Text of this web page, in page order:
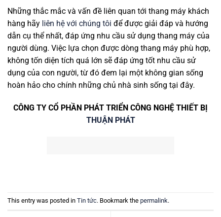
Những thắc mắc và vấn đề liên quan tới thang máy khách
hàng hãy liên hệ với chúng tôi để được giải đáp và hướng
dẫn cụ thể nhất, đáp ứng nhu cầu sử dụng thang máy của
người dùng. Việc lựa chọn được dòng thang máy phù hợp,
không tốn diện tích quá lớn sẽ đáp ứng tốt nhu cầu sử
dụng của con người, từ đó đem lại một không gian sống
hoàn hảo cho chính những chủ nhà sinh sống tại đây.
CÔNG TY CỔ PHẦN PHÁT TRIỂN CÔNG NGHỆ THIẾT BỊ
THUẬN PHÁT
This entry was posted in Tin tức. Bookmark the permalink.